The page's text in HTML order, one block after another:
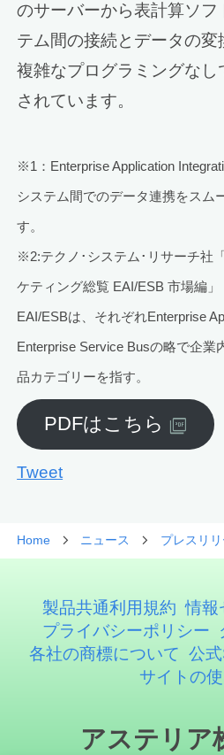
のサーバーから表計算ソフ
テム間の接続とデータの変
複雑なプログラミングなし
されています。
※1：Enterprise Application
システム間でのデータ連携をスム
す。
※2:テクノ･システム･リサーチ社
ケティング総覧 EAI/ESB 市場編」
EAI/ESBは、それぞれEnterprise
Enterprise Service Busの略で企業
品カテゴリーを指す。
PDFはこちら
Tweet
Home ニュース プレスリリ
製品共通利用規約 情報
プライバシーポリシー
各社の商標について 公
サイトの
アステリア